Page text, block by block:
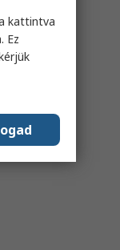
kattintva
Ez